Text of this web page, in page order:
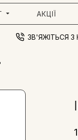
АКЦІЇ
ЗВ'ЯЖІТЬСЯ З